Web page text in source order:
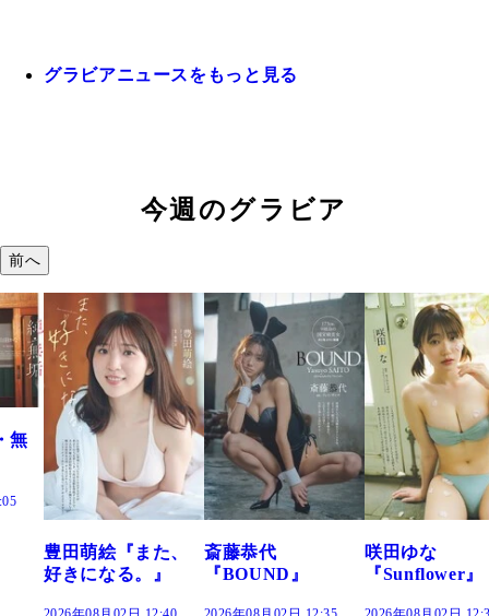
グラビアニュースをもっと見る
今週のグラビア
前へ
斎藤恭代
『BOUND』
咲田ゆな
『Sunflower』
藤水咲桜『花
だまり』